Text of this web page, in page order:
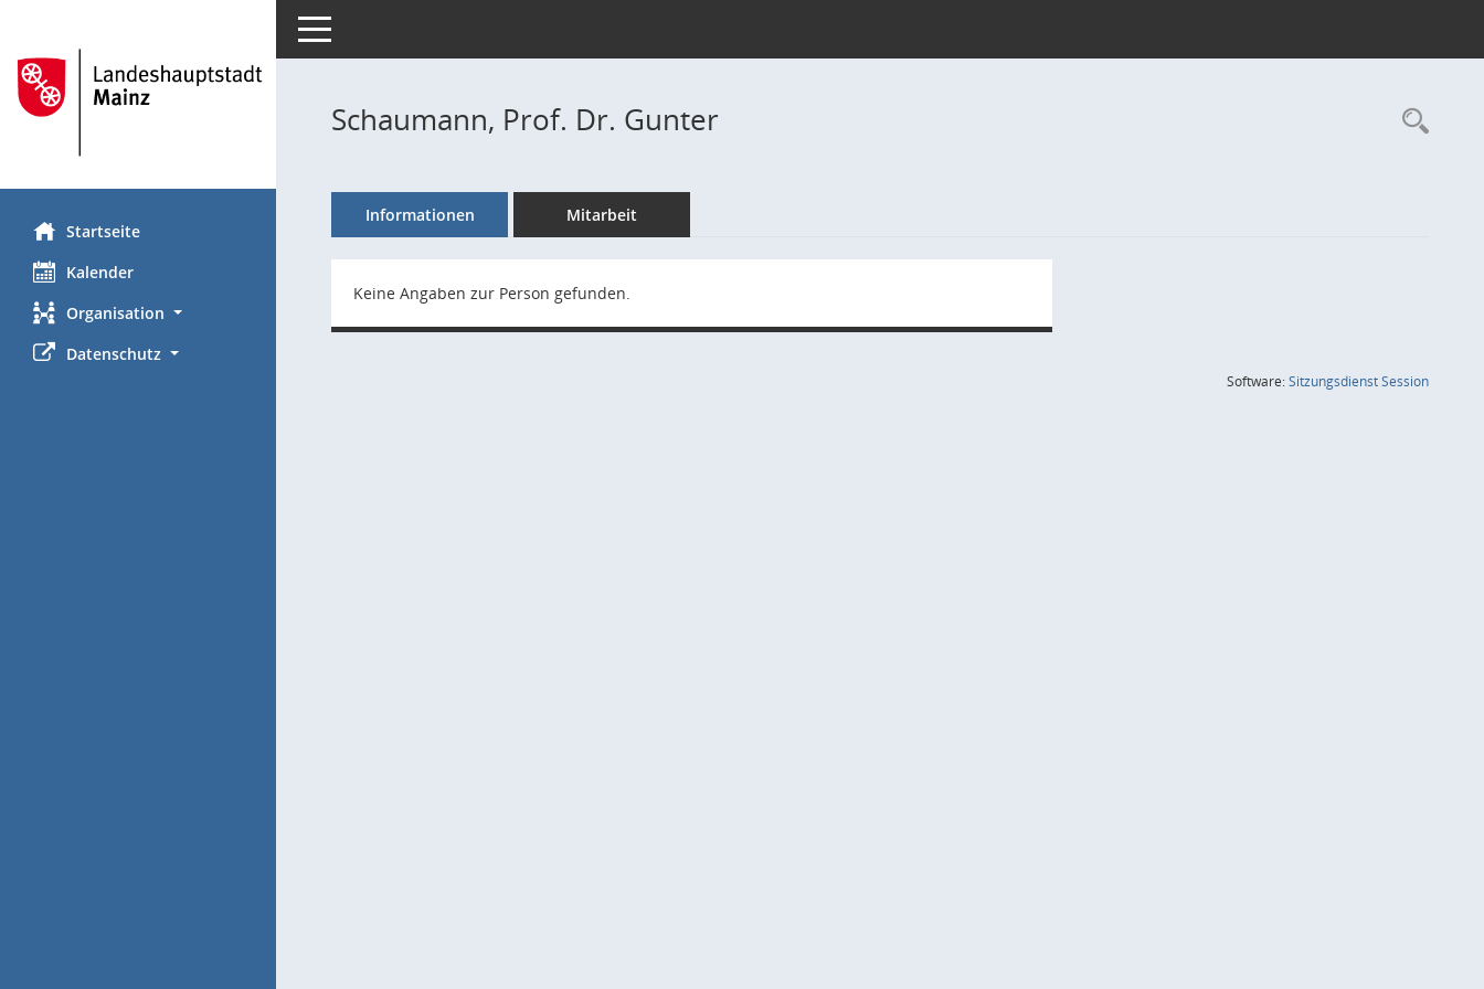
Startseite
Kalender
Organisation
Datenschutz
Toggle navigation
Schaumann, Prof. Dr. Gunter
Informationen Mitarbeit
Keine Angaben zur Person gefunden.
Software:SitzungsdienstSession(Wird in